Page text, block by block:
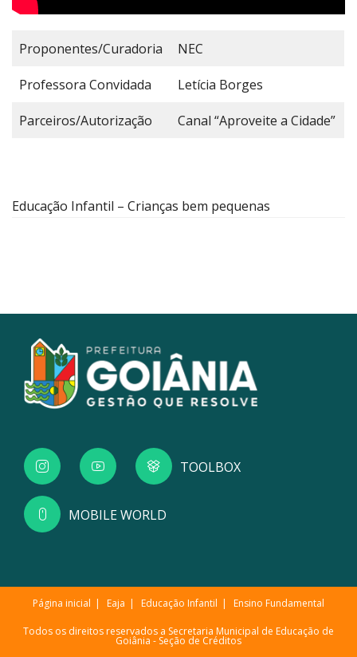
Proponentes/Curadoria NEC
Professora Convidada Letícia Borges
Parceiros/Autorização Canal “Aproveite a Cidade”
Educação Infantil – Crianças bem pequenas
TOOLBOX
MOBILE WORLD
Página inicial Eaja Educação Infantil Ensino Fundamental
Todos os direitos reservados a Secretaria Municipal de Educação de
Goiânia - Seção de Créditos